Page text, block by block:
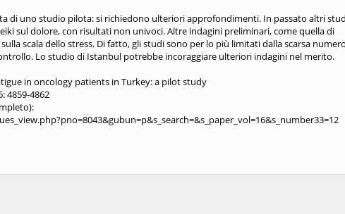
di uno studio pilota: si richiedono ulteriori approfondimenti. In passato altri
sul dolore, con risultati non univoci. Altre indagini preliminari, come quella di
scala dello stress. Di fatto, gli studi sono per lo più limitati dalla scarsa
Lo studio di Istanbul potrebbe incoraggiare ulteriori indagini nel merito.
in oncology patients in Turkey: a pilot study
4859-4862